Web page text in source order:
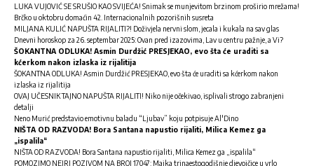
LUKA VUJOVIĆ SE SRUŠIO KAO SVIJEĆA! Snimak se munjevitom brzinom proširio mrežama!
Brčko u oktobru domaćin 42. Internacionalnih pozorišnih susreta
MILJANA KULIĆ NAPUŠTA RIJALITI?! Doživjela nervni slom, jecala i kukala na sav glas
Dnevni horoskop za 26. septembar 2025: Ovan pred izazovima, Lav u centru pažnje, a Vi?
ŠOKANTNA ODLUKA! Asmin Durdžić PRESJEKAO, evo šta će uraditi sa
kćerkom nakon izlaska iz rijalitija
ŠOKANTNA ODLUKA! Asmin Durdžić PRESJEKAO, evo šta će uraditi sa kćerkom nakon
izlaska iz rijalitija
OVAJ UČESNIK TAJNO NAPUŠTA RIJALITI! Niko nije očekivao, isplivali strogo zabranjeni
detalji
Neno Murić predstavio emotivnu baladu “Ljubav” koju potpisuje Al'Dino
NIŠTA OD RAZVODA! Bora Santana napustio rijaliti, Milica Kemez ga
„ispalila“
NIŠTA OD RAZVODA! Bora Santana napustio rijaliti, Milica Kemez ga „ispalila“
POMOZIMO NEJRI POZIVOM NA BROJ 17047: Majka trinaestogodišnje djevojčice u vrlo